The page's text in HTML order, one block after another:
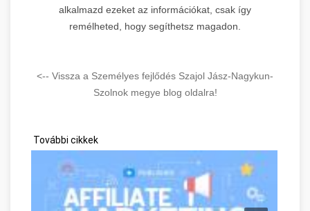
alkalmazd ezeket az információkat, csak így
remélheted, hogy segíthetsz magadon.
<-- Vissza a Személyes fejlődés Szajol Jász-Nagykun-
Szolnok megye blog oldalra!
További cikkek